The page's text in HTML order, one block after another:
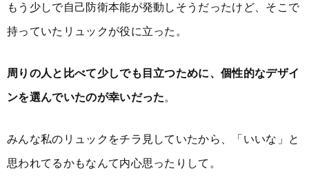
もう少しで自己防衛本能が発動しそうだったけど、そこで
持っていたリュックが役に立った。
周りの人と比べて少しでも目立つために、個性的なデザイ
ンを選んでいたのが幸いだった
みんな私のリュックをチラ見していたから、「いいな」と
思われてるかもなんて内心思ったりして。